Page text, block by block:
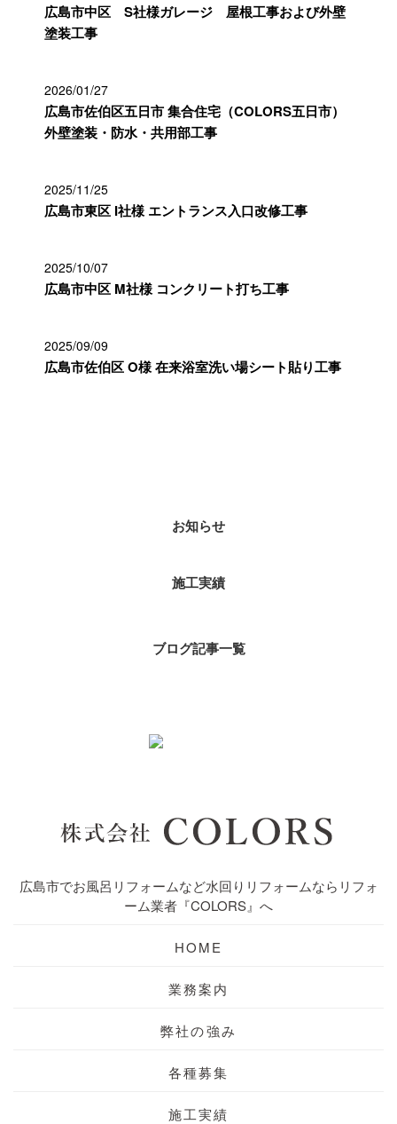
広島市中区 S社様ガレージ 屋根工事および外壁
塗装工事
2026/01/27
広島市佐伯区五日市 集合住宅（COLORS五日市）
外壁塗装・防水・共用部工事
2025/11/25
広島市東区 I社様 エントランス入口改修工事
2025/10/07
広島市中区 M社様 コンクリート打ち工事
2025/09/09
広島市佐伯区 O様 在来浴室洗い場シート貼り工事
お知らせ
施工実績
ブログ記事一覧
広島市でお風呂リフォームなど水回りリフォームならリフォ
ーム業者『COLORS』へ
HOME
業務案内
弊社の強み
各種募集
施工実績